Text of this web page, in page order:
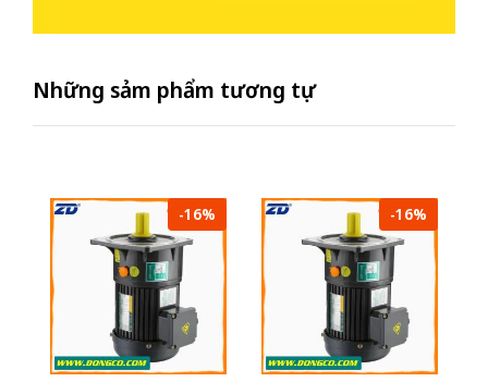
Những sảm phẩm tương tự
-16% -16%